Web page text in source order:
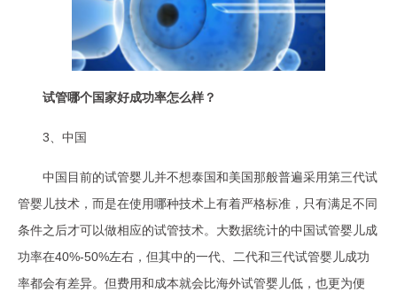
试管哪个国家好成功率怎么样？
3、中国
中国目前的试管婴儿并不想泰国和美国那般普遍采用第三代试
管婴儿技术，而是在使用哪种技术上有着严格标准，只有满足不同
条件之后才可以做相应的试管技术。大数据统计的中国试管婴儿成
功率在40%-50%左右，但其中的一代、二代和三代试管婴儿成功
率都会有差异。但费用和成本就会比海外试管婴儿低，也更为便